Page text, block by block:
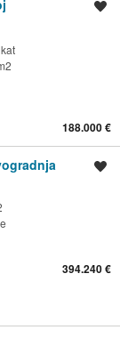
188.000 €
394.240 €